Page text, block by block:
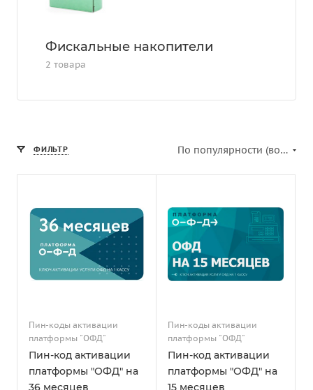
Фискальные накопители
2 товара
ФИЛЬТР По популярности (возрастание)
Пин-коды активации
платформы "ОФД"
Пин-код активации
платформы "ОФД" на
36 месяцев
Пин-коды активации
платформы "ОФД"
Пин-код активации
платформы "ОФД" на
15 месяцев